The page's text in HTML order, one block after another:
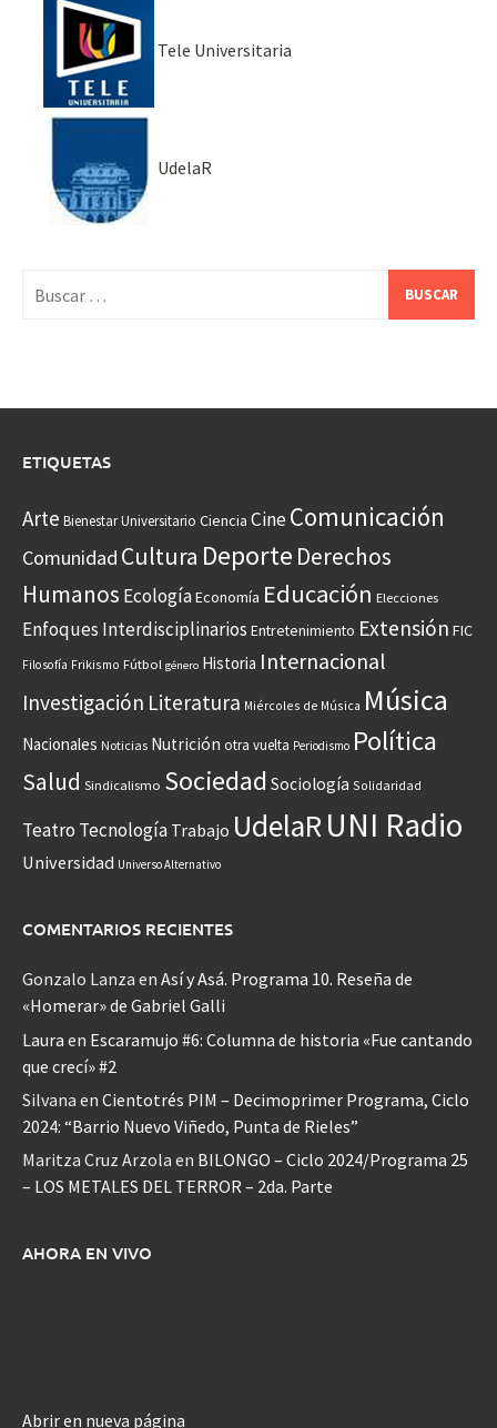
Tele Universitaria
UdelaR
ETIQUETAS
Arte Bienestar Universitario Ciencia CineComunicación
Comunidad Cultura Deporte Derechos
Humanos EcologíaEconomía Educación Elecciones
Enfoques Interdisciplinarios Entretenimiento Extensión FIC
Filosofía Frikismo Fútbol género Historia Internacional
Investigación Literatura Miércoles de Música Música
Nacionales Noticias Nutrición otra vuelta Periodismo Política
Salud Sindicalismo Sociedad Sociología Solidaridad
Teatro Tecnología Trabajo UdelaRUNI Radio
Universidad Universo Alternativo
COMENTARIOS RECIENTES
Gonzalo Lanza en Así y Asá. Programa 10. Reseña de
«Homerar» de Gabriel Galli
Laura en Escaramujo #6: Columna de historia «Fue cantando
que crecí» #2
Silvana en Cientotrés PIM – Decimoprimer Programa, Ciclo
2024: “Barrio Nuevo Viñedo, Punta de Rieles”
Maritza Cruz Arzola en BILONGO – Ciclo 2024/Programa 25
– LOS METALES DEL TERROR – 2da. Parte
AHORA EN VIVO
Abrir en nueva página